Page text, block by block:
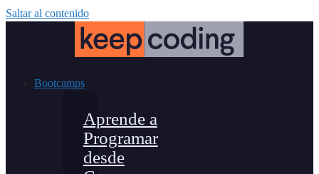
Saltar al contenido
Bootcamps
Aprende a
Programar
desde